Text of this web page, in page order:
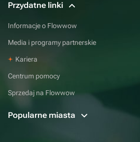
Przydatne linki
Informacje o Flowwow
Media i programy partnerskie
Kariera
Centrum pomocy
Sprzedaj na Flowwow
Popularne miasta